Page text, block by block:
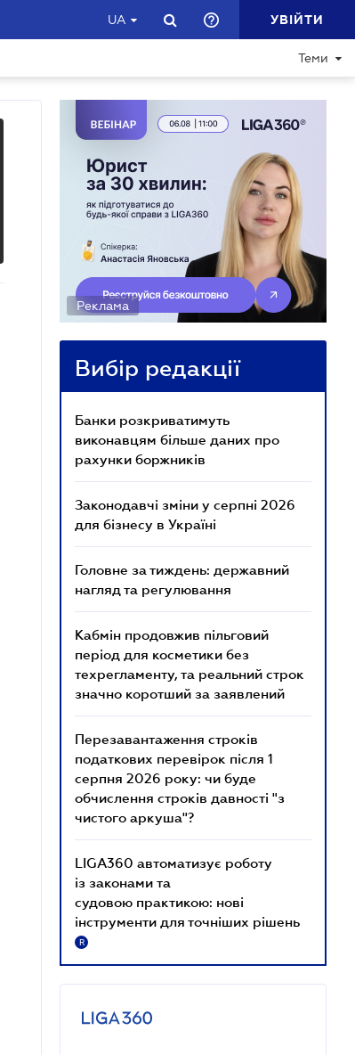
UA УВІЙТИ
Теми
Реклама
Вибір редакції
Банки розкриватимуть
виконавцям більше даних про
рахунки боржників
Законодавчі зміни у серпні 2026
для бізнесу в Україні
Головне за тиждень: державний
нагляд та регулювання
Кабмін продовжив пільговий
період для косметики без
техрегламенту, та реальний строк
значно коротший за заявлений
Перезавантаження строків
податкових перевірок після 1
серпня 2026 року: чи буде
обчислення строків давності "з
чистого аркуша"?
LIGA360 автоматизує роботу
із законами та
судовою практикою: нові
інструменти для точніших рішень
R